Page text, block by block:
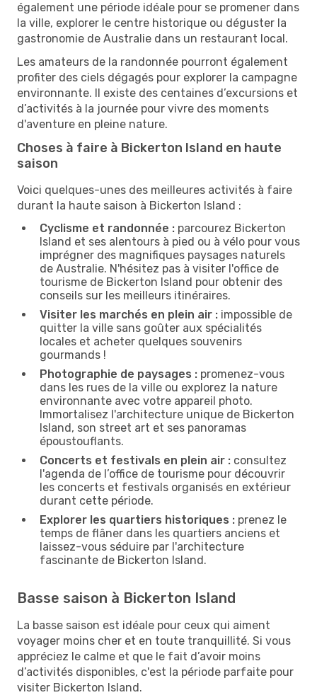
également une période idéale pour se promener dans
la ville, explorer le centre historique ou déguster la
gastronomie de Australie dans un restaurant local.
Les amateurs de la randonnée pourront également
profiter des ciels dégagés pour explorer la campagne
environnante. Il existe des centaines d’excursions et
d’activités à la journée pour vivre des moments
d'aventure en pleine nature.
Choses à faire à Bickerton Island en haute
saison
Voici quelques-unes des meilleures activités à faire
durant la haute saison à Bickerton Island :
Cyclisme et randonnée : parcourez Bickerton
Island et ses alentours à pied ou à vélo pour vous
imprégner des magnifiques paysages naturels
de Australie. N'hésitez pas à visiter l'office de
tourisme de Bickerton Island pour obtenir des
conseils sur les meilleurs itinéraires.
Visiter les marchés en plein air : impossible de
quitter la ville sans goûter aux spécialités
locales et acheter quelques souvenirs
gourmands !
Photographie de paysages : promenez-vous
dans les rues de la ville ou explorez la nature
environnante avec votre appareil photo.
Immortalisez l'architecture unique de Bickerton
Island, son street art et ses panoramas
époustouflants.
Concerts et festivals en plein air : consultez
l'agenda de l’office de tourisme pour découvrir
les concerts et festivals organisés en extérieur
durant cette période.
Explorer les quartiers historiques : prenez le
temps de flâner dans les quartiers anciens et
laissez-vous séduire par l'architecture
fascinante de Bickerton Island.
Basse saison à Bickerton Island
La basse saison est idéale pour ceux qui aiment
voyager moins cher et en toute tranquillité. Si vous
appréciez le calme et que le fait d’avoir moins
d’activités disponibles, c'est la période parfaite pour
visiter Bickerton Island.